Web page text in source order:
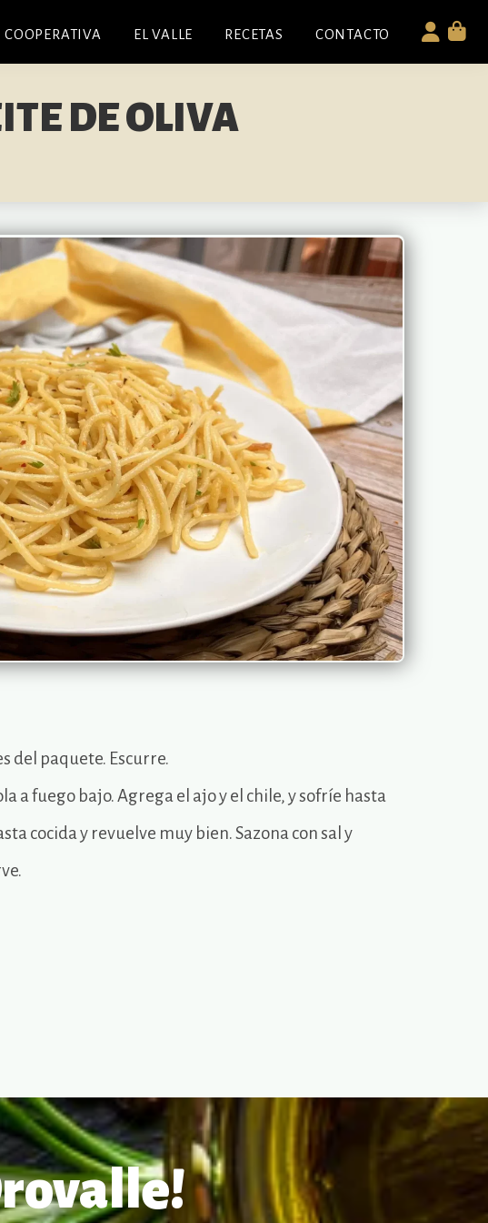
COOPERATIVA EL VALLE RECETAS CONTACTO
DE OLIVA
del paquete. Escurre.
a fuego bajo. Agrega el ajo y el chile, y sofríe hasta
cocida y revuelve muy bien. Sazona con sal y